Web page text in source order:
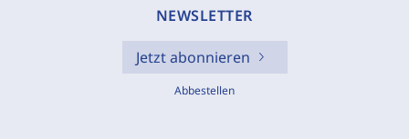
NEWSLETTER
Jetzt abonnieren
Abbestellen